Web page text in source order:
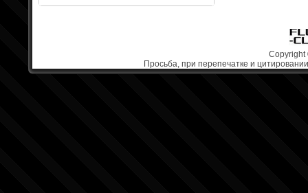
Copyright
Просьба, при перепечатке и